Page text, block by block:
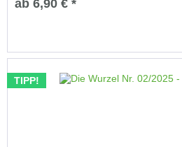
ab 6,90 € *
TIPP!